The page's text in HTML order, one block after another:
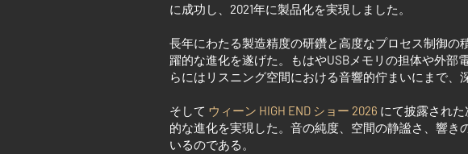
に成功し、 2021年に製品化を実現しました。
長年にわたる製造精度の研鑽と高度なプロセス制御の
躍的な進化を遂げた。もはやUSB メモリの担体や外部
らにはリスニング空間における音響的佇まいにまで、
そして ウィーン HIGH END ショー 2026 にて披露され
的な進化を実現した。音の純度、空間の静謐さ、響
いるのである。